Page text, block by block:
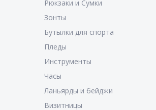
Рюкзаки и Сумки
Зонты
Бутылки для спорта
Пледы
Инструменты
Часы
Ланьярды и бейджи
Визитницы